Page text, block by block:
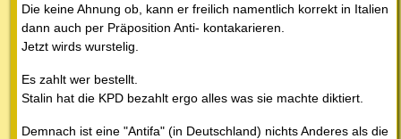
Die keine Ahnung ob, kann er freilich namentlich korrekt in Italien
dann auch per Präposition Anti- kontakarieren.
Jetzt wirds wurstelig.
Es zahlt wer bestellt.
Stalin hat die KPD bezahlt ergo alles was sie machte diktiert.
Demnach ist eine "Antifa" (in Deutschland) nichts Anderes als die